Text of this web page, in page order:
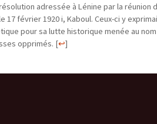
adressée à Lénine par la réunion
17 février 1920 i, Kaboul. Ceux-ci y
pour sa lutte historique menée au
opprimés. [↩]